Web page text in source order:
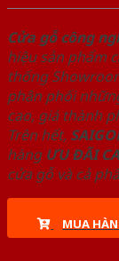
Cửa gỗ công
hiệu sản phẩm
thống
phân phối
cao, giá thành
Trên hết,
hàng ƯU ĐÃI
cửa gỗ và cả
MUA